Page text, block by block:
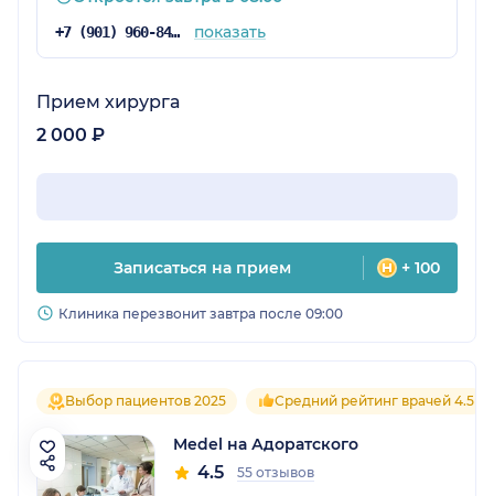
+7 (901) 960-84-71 показать
Прием хирурга
2 000 ₽
Записаться на прием + 100
Клиника перезвонит завтра после 09:00
Выбор пациентов 2025 Средний рейтинг врачей 4.5
Medel на Адоратского
4.5 55 отзывов